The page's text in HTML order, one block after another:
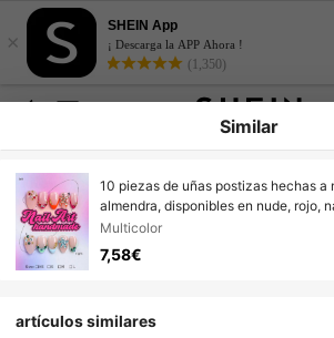
×
SHEIN App
¡ Descarga la APP Ahora !
(1,350)
Similar
10 piezas de uñas postizas hechas a
almendra, disponibles en nude, rojo,
puntas francesas de bloques de color
strass de colores, adecuadas para
para fiestas, ocasiones de baile y uso
Multicolor
7,58€
artículos similares